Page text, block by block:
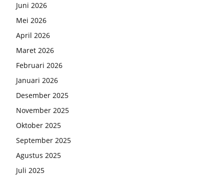
Juni 2026
Mei 2026
April 2026
Maret 2026
Februari 2026
Januari 2026
Desember 2025
November 2025
Oktober 2025
September 2025
Agustus 2025
Juli 2025